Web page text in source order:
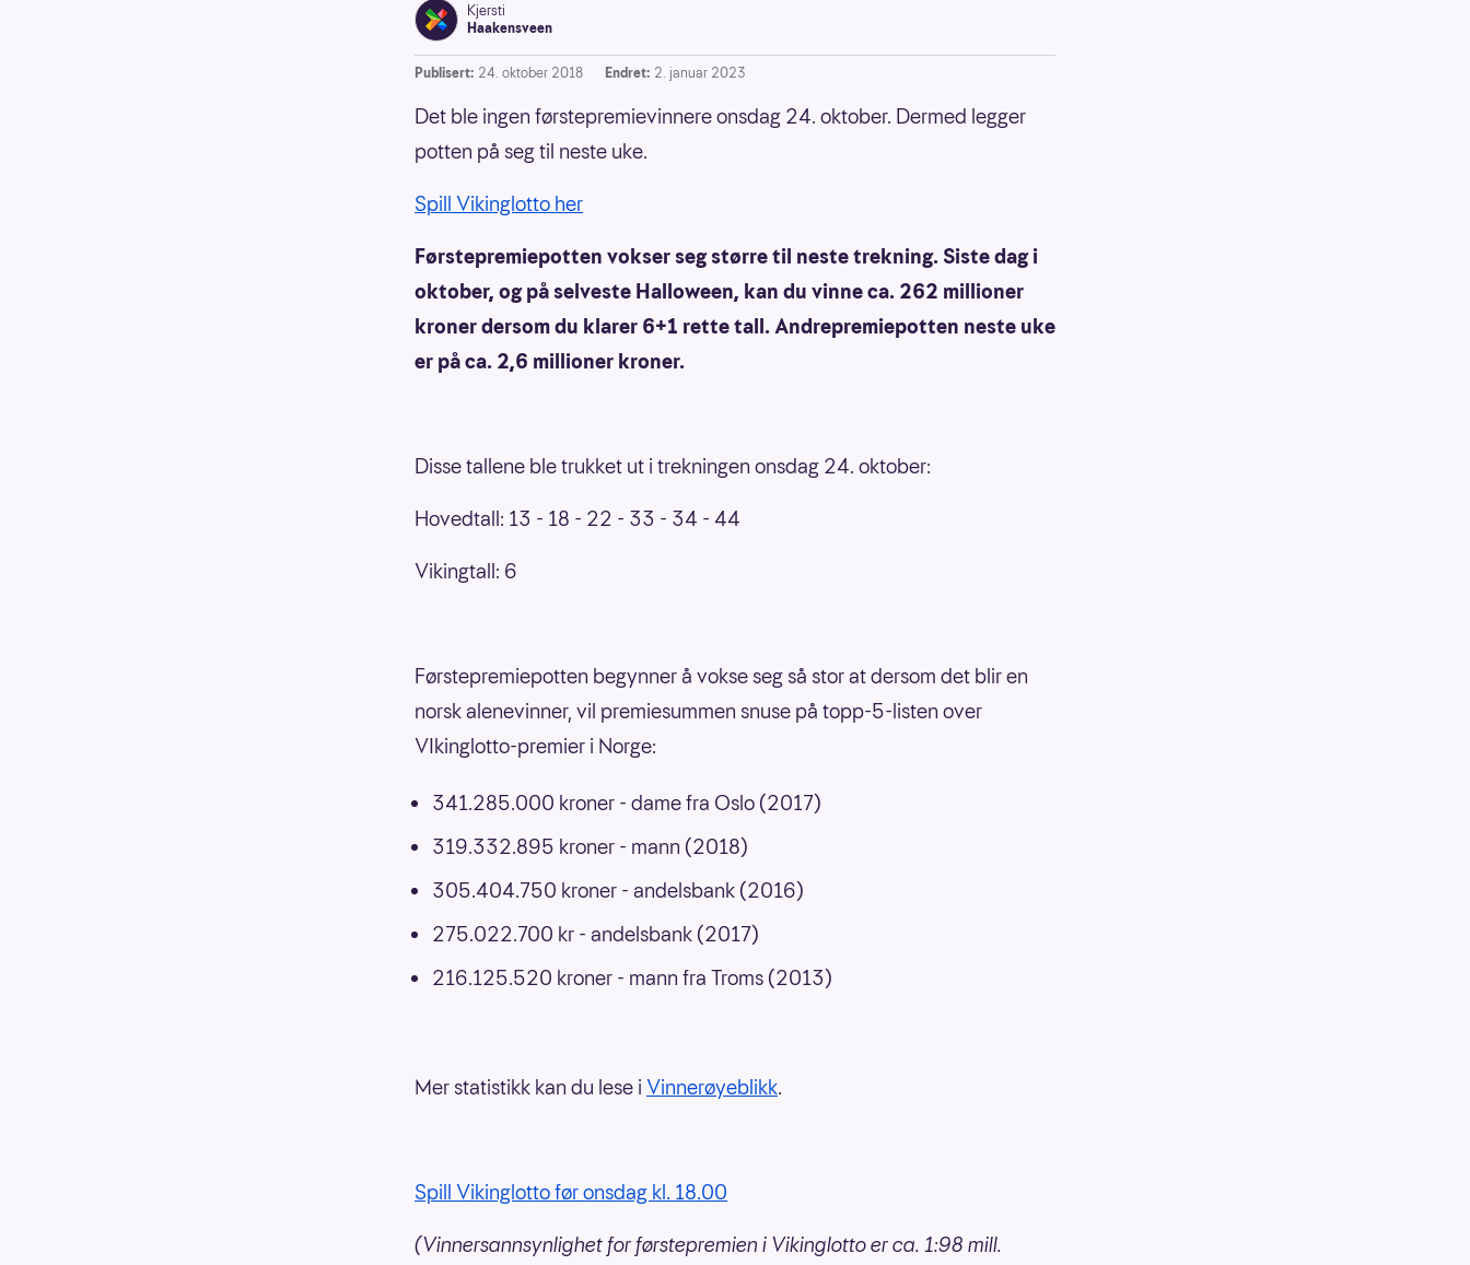
Kjersti
Haakensveen
Publisert: 24. oktober 2018 Endret: 2. januar 2023
Det ble ingen førstepremievinnere onsdag 24. oktober. Dermed legger
potten på seg til neste uke.
Spill Vikinglotto her
Førstepremiepotten vokser seg større til neste trekning. Siste dag i
oktober, og på selveste Halloween, kan du vinne ca. 262 millioner
kroner dersom du klarer 6+1 rette tall. Andrepremiepotten neste uke
er på ca. 2,6 millioner kroner.
Disse tallene ble trukket ut i trekningen onsdag 24. oktober:
Hovedtall: 13 - 18 - 22 - 33 - 34 - 44
Vikingtall: 6
Førstepremiepotten begynner å vokse seg så stor at dersom det blir en
norsk alenevinner, vil premiesummen snuse på topp-5-listen over
VIkinglotto-premier i Norge:
341.285.000 kroner - dame fra Oslo (2017)
319.332.895 kroner - mann (2018)
305.404.750 kroner - andelsbank (2016)
275.022.700 kr - andelsbank (2017)
216.125.520 kroner - mann fra Troms (2013)
Mer statistikk kan du lese i Vinnerøyeblikk.
Spill Vikinglotto før onsdag kl. 18.00
(Vinnersannsynlighet for førstepremien i Vikinglotto er ca. 1:98 mill.